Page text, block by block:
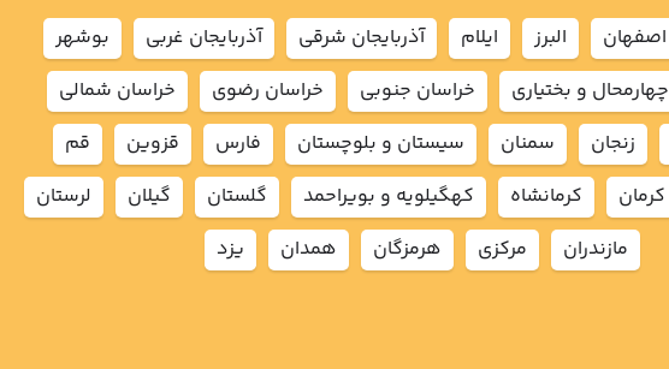
اصفهان البرز ايلام آذربايجان شرقي آذربايجان غربي
بوشهر
چهارمحال و بختياري خراسان جنوبي خراسان رضوي
خراسان شمالي
زنجان سمنان سيستان و بلوچستان فارس قزوين
قم
كرمان كرمانشاه كهگيلويه و بويراحمد گلستان گيلان
لرستان
مازندران
مركزي هرمزگان همدان يزد